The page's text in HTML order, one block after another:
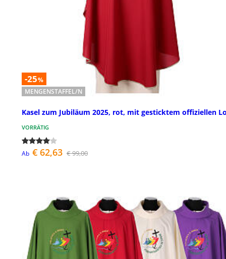
-25%
MENGENSTAFFEL/N
Kasel zum Jubiläum 2025, rot, mit gesticktem offiziellen
VORRÄTIG
Ab € 62,63 € 99,00